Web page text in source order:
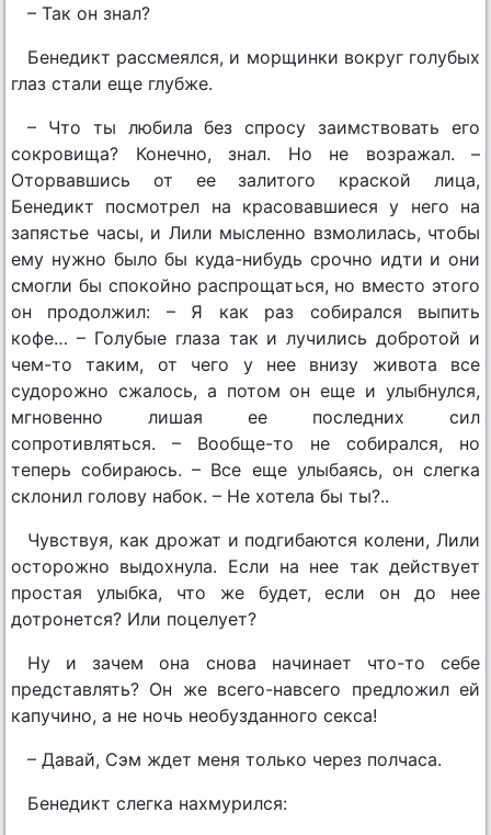
– Так он знал?
Бенедикт рассмеялся, и морщинки вокруг голубых
глаз стали еще глубже.
– Что ты любила без спросу заимствовать его
сокровища? Конечно, знал. Но не возражал. –
Оторвавшись от ее залитого краской лица,
Бенедикт посмотрел на красовавшиеся у него на
запястье часы, и Лили мысленно взмолилась, чтобы
ему нужно было бы куда-нибудь срочно идти и они
смогли бы спокойно распрощаться, но вместо этого
он продолжил: – Я как раз собирался выпить
кофе… – Голубые глаза так и лучились добротой и
чем-то таким, от чего у нее внизу живота все
судорожно сжалось, а потом он еще и улыбнулся,
мгновенно лишая ее последних сил
сопротивляться. – Вообще-то не собирался, но
теперь собираюсь. – Все еще улыбаясь, он слегка
склонил голову набок. – Не хотела бы ты?..
Чувствуя, как дрожат и подгибаются колени, Лили
осторожно выдохнула. Если на нее так действует
простая улыбка, что же будет, если он до нее
дотронется? Или поцелует?
Ну и зачем она снова начинает что-то себе
представлять? Он же всего-навсего предложил ей
капучино, а не ночь необузданного секса!
– Давай, Сэм ждет меня только через полчаса.
Бенедикт слегка нахмурился: